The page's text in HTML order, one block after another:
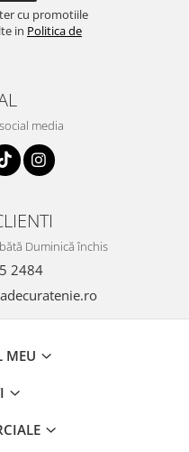
cu promotiile
in Politica de
media
Duminică închis
2484
MEU